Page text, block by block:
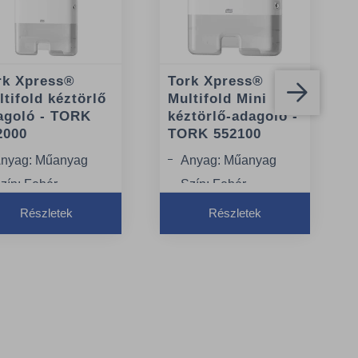
Xpress®
kéztörlő
- TORK
Műanyag
Fehér
30,2 cm
Részletek
Tork Xpress®
Multifold Mini
kéztörlő-adagoló -
TORK 552100
Anyag: Műanyag
Szín: Fehér
Szélesség: 30,2 cm
Részletek